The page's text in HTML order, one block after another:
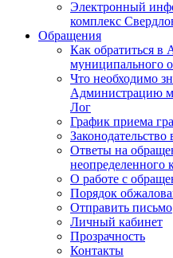
Электронный
комплекс
Обращения
Как обратиться
муниципального
Что необходимо
Администрацию
Лог
График приема
Ответы на
неопределенного
О работе с
Порядок
Отправить письмо
Личный кабинет
Прозрачность
Контакты